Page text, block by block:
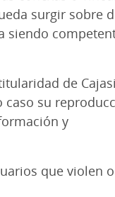
surgir sobre
siendo
de
su
y
que violen o